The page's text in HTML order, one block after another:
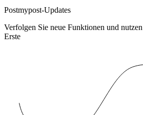
Postmypost-Updates
Verfolgen Sie neue Funktionen und
Erste